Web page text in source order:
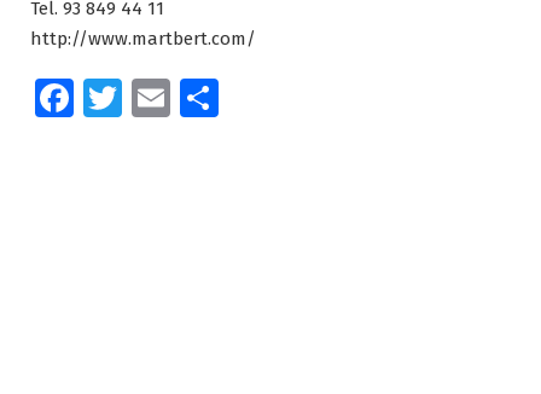
Tel. 93 849 44 11
http://www.martbert.com/
Facebook
Twitter
Email